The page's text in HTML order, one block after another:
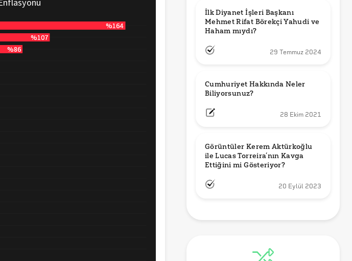
İlk Diyanet İşleri Başkanı
Mehmet Rifat Börekçi Yahudi ve
Haham mıydı?
29 Temmuz 2024
Cumhuriyet Hakkında Neler
Biliyorsunuz?
28 Ekim 2021
Görüntüler Kerem Aktürkoğlu
ile Lucas Torreira’nın Kavga
Ettiğini mi Gösteriyor?
20 Eylül 2023